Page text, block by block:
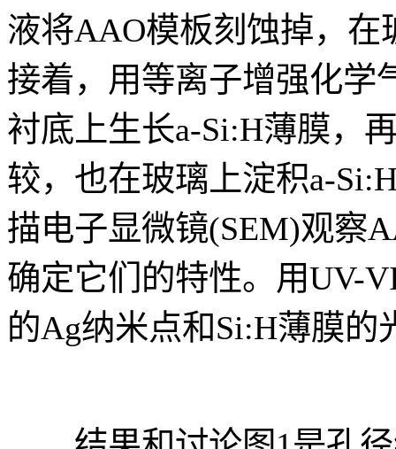
液将AAO模板刻蚀掉，
接着，用等离子增强化学
衬底上生长a-Si:H薄膜，
较，也在玻璃上淀积a-
描电子显微镜(SEM)观察
确定它们的特性。用UV-
的Ag纳米点和Si:H薄膜的